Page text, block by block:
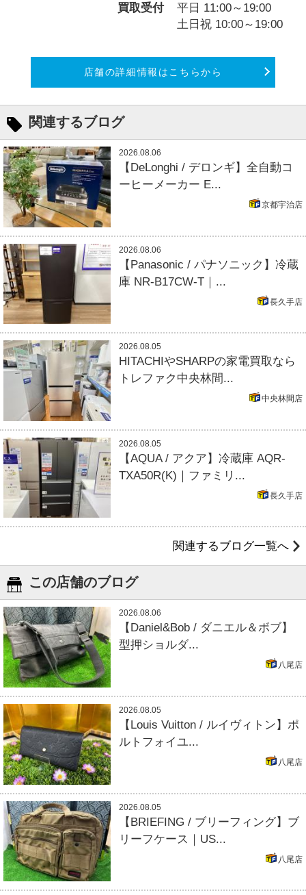
買取受付
平日 11:00～19:00
土日祝 10:00～19:00
店舗の詳細情報はこちらから
関連するブログ
2026.08.06
【DeLonghi / デロンギ】全自動コ
ーヒーメーカー E...
京都宇治店
2026.08.06
【Panasonic / パナソニック】冷蔵
庫 NR-B17CW-T｜...
長久手店
2026.08.05
HITACHIやSHARPの家電買取なら
トレファク中央林間...
中央林間店
2026.08.05
【AQUA / アクア】冷蔵庫 AQR-
TXA50R(K)｜ファミリ...
長久手店
関連するブログ一覧へ
この店舗のブログ
2026.08.06
【Daniel&Bob / ダニエル＆ボブ】
型押ショルダ...
八尾店
2026.08.05
【Louis Vuitton / ルイヴィトン】ポ
ルトフォイユ...
八尾店
2026.08.05
【BRIEFING / ブリーフィング】ブ
リーフケース｜US...
八尾店